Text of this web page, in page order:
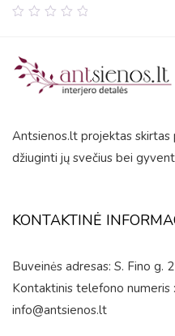
Antsienos.lt projektas skirtas
džiuginti jų svečius bei
KONTAKTINĖ
Buveinės adresas: S. Fino g.
Kontaktinis telefono
info@antsienos.lt